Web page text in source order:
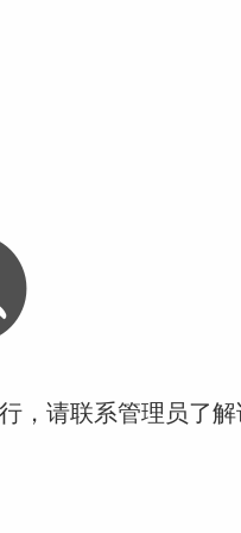
，请联系管理员了